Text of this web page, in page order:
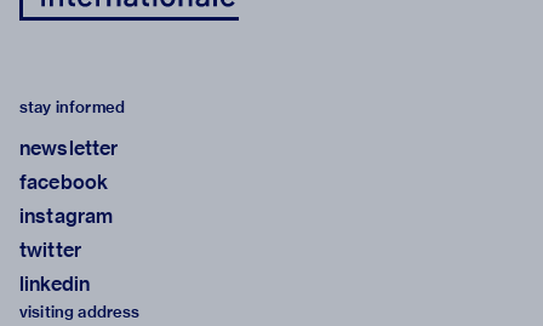
stay informed
newsletter
facebook
instagram
twitter
linkedin
visiting address